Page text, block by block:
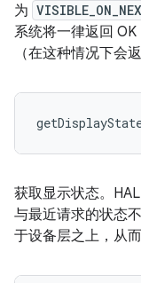
为
系统将一律返回
（在这种情况下会
获取显示状态。
与最近请求的状态
于设备层之上，从